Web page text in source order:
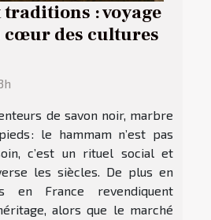
: voyage
cœur des cultures
de savon noir, marbre
: le hammam n’est pas
c’est un rituel social et
les siècles. De plus en
en France revendiquent
alors que le marché